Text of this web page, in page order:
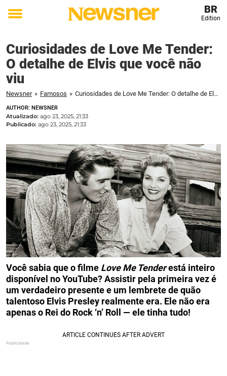
Toggle
BR
Edition
Curiosidades de Love Me Tender:
O detalhe de Elvis que você não
viu
Newsner » Famosos » Curiosidades de Love Me Tender: O detalhe de Elvis que você não viu
AUTHOR: NEWSNER
Atualizado: ago 23, 2025, 21:33
Publicado: ago 23, 2025, 21:33
Você sabia que o filme Love Me Tenderestá inteiro
disponível no YouTube? Assistir pela primeira vez é
um verdadeiro presente e um lembrete de quão
talentoso Elvis Presley realmente era. Ele não era
apenas o Rei do Rock ‘n’ Roll — ele tinha tudo!